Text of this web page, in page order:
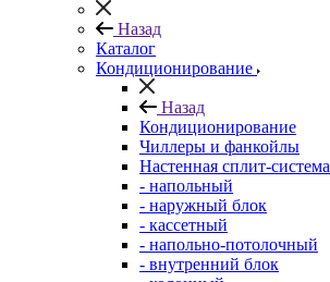
Назад
Каталог
Кондиционирование
Назад
Кондиционирование
Чиллеры и фанкойлы
Настенная сплит-система
- напольный
- наружный блок
- кассетный
- напольно-потолочный
- внутренний блок